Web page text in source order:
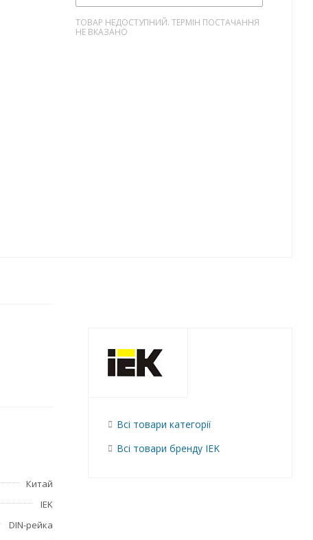
ТОВАР НЕДОСТУПНИЙ. ТЕРМІН ПОСТАЧАННЯ
НЕ ВКАЗАНО
Китай
IEK
DIN-рейка
Всі товари категорії
Всі товари бренду IEK